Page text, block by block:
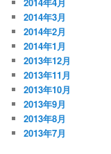
2014年3月
2014年2月
2014年1月
2013年12月
2013年11月
2013年10月
2013年9月
2013年8月
2013年7月